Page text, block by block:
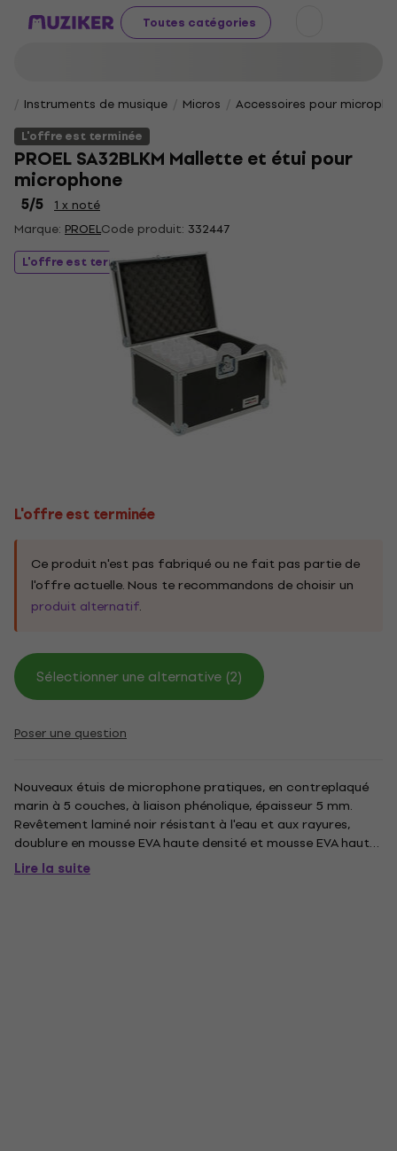
Toutes catégories
Instruments de musique Micros
Accessoires pour
L'offre est terminée
PROEL SA32BLKM Mallette et étui pour
microphone
5/5
1 x noté
Marque: PROELCode produit: 332447
L'offre est terminée
L'offre est terminée
Ce produit n'est pas fabriqué ou ne fait pas partie de
l'offre actuelle. Nous te recommandons de choisir un
produit alternatif.
Sélectionner une alternative (2)
Poser une question
Nouveaux étuis de microphone pratiques, en contreplaqué
marin à 5 couches, à liaison phénolique, épaisseur 5 mm.
Revêtement laminé noir résistant à l'eau et aux rayures,
doublure en mousse EVA haute densité et mousse EVA haute
densité dans des trous percés de 50 mm d'épaisseur pour la
tenue du microphone. Fourni avec un espace dédié aux
Lire la suite